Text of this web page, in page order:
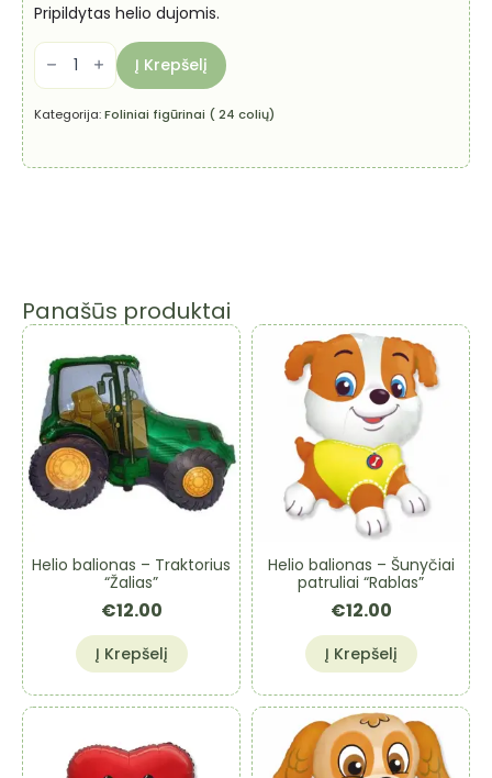
Pripildytas helio dujomis.
produkto
kiekis:
Helio
balionas
-
Motoroleris
Į Krepšelį
Kategorija:Foliniai figūrinai ( 24 colių)
Panašūs produktai
Helio balionas – Traktorius
“Žalias”
€12.00
Į Krepšelį
Helio balionas – Šunyčiai
patruliai “Rablas”
€12.00
Į Krepšelį